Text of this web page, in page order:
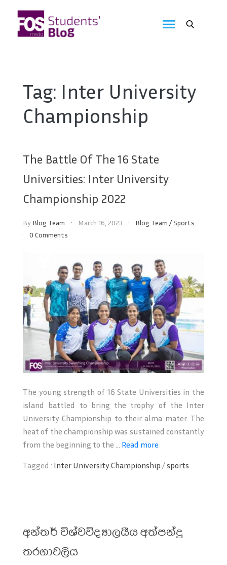
content
Blog
Tag: Inter University
Championship
The Battle Of The 16 State
Universities: Inter University
Championship 2022
By Blog Team March 16, 2023 Blog Team /Sports
0 Comments
The young strength of 16 State Universities in the
island battled to bring the trophy of the Inter
University Championship to their alma mater. The
heat of the championship was sustained constantly
from the beginning to the ... Read more
Tagged : Inter University Championship /sports
අන්තර් විශ්වවිද්‍යාලයීය අත්පන්දු
තරගාවලිය